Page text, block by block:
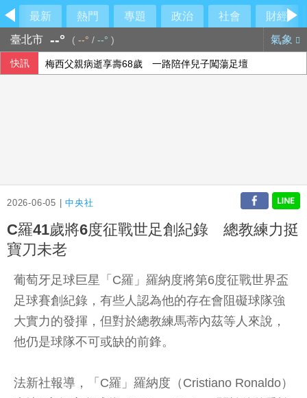
最新 熱門 專題 政治 社會
財經
臺北市 --° ( --° / --° ) 氣象
快訊 梅西父親病逝享壽68歲 一路陪伴兒子闖蕩足壇
2026-06-05 |中央社
C羅41歲將6度征戰世足創紀錄 總教練力挺
寶刀未老
葡萄牙足球巨星「C羅」羅納度將第6度征戰世界盃
足球賽創紀錄，有些人認為他的存在會阻礙球隊強
大實力的發揮，但對於總教練馬蒂內茲等人來說，
他仍是球隊不可或缺的前鋒。
法新社報導，「C羅」羅納度（Cristiano Ronaldo）